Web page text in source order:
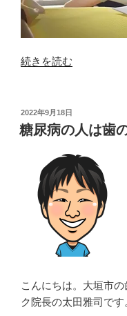
“歯
役
に
が
贈
続きを読む
投
稿
日:
2022年9月18日
糖尿病の人は歯
こんにちは。大垣市
ク院長の太田雅司です